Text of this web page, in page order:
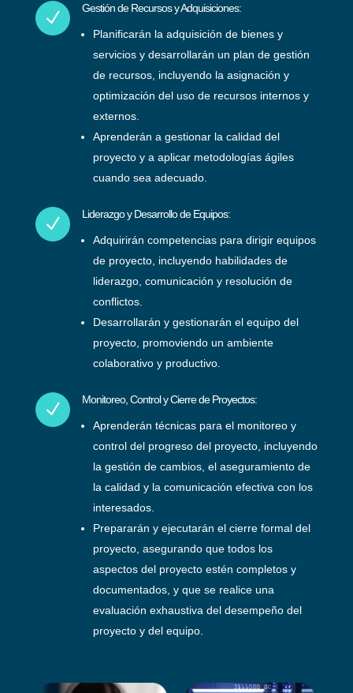
N Gestión de Recursos y Adquisiciones:
Planificarán la adquisición de bienes y
servicios y desarrollarán un plan de gestión
de recursos, incluyendo la asignación y
optimización del uso de recursos internos y
externos.
Aprenderán a gestionar la calidad del
proyecto y a aplicar metodologías ágiles
cuando sea adecuado.
N Liderazgo y Desarrollo de Equipos:
Adquirirán competencias para dirigir equipos
de proyecto, incluyendo habilidades de
liderazgo, comunicación y resolución de
conflictos.
Desarrollarán y gestionarán el equipo del
proyecto, promoviendo un ambiente
colaborativo y productivo.
N Monitoreo, Control y Cierre de Proyectos:
Aprenderán técnicas para el monitoreo y
control del progreso del proyecto, incluyendo
la gestión de cambios, el aseguramiento de
la calidad y la comunicación efectiva con los
interesados.
Prepararán y ejecutarán el cierre formal del
proyecto, asegurando que todos los
aspectos del proyecto estén completos y
documentados, y que se realice una
evaluación exhaustiva del desempeño del
proyecto y del equipo.